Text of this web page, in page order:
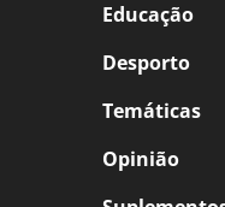
Educação
Desporto
Temáticas
Opinião